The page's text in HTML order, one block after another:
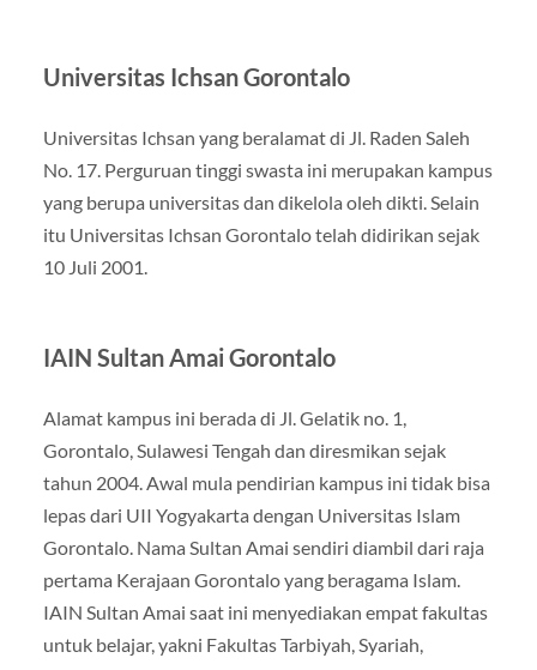
Universitas Ichsan Gorontalo
Universitas Ichsan yang beralamat di Jl. Raden Saleh
No. 17. Perguruan tinggi swasta ini merupakan kampus
yang berupa universitas dan dikelola oleh dikti. Selain
itu Universitas Ichsan Gorontalo telah didirikan sejak
10 Juli 2001.
IAIN Sultan Amai Gorontalo
Alamat kampus ini berada di Jl. Gelatik no. 1,
Gorontalo, Sulawesi Tengah dan diresmikan sejak
tahun 2004. Awal mula pendirian kampus ini tidak bisa
lepas dari UII Yogyakarta dengan Universitas Islam
Gorontalo. Nama Sultan Amai sendiri diambil dari raja
pertama Kerajaan Gorontalo yang beragama Islam.
IAIN Sultan Amai saat ini menyediakan empat fakultas
untuk belajar, yakni Fakultas Tarbiyah, Syariah,